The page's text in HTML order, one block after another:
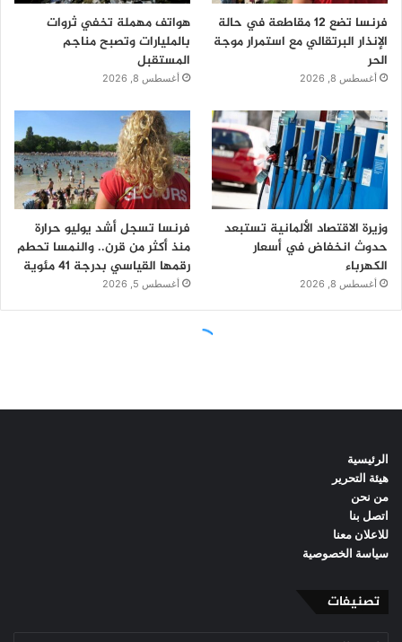
الرئيسية
هيئة التحرير
من نحن
اتصل بنا
للاعلان معنا
سياسة الخصوصية
تصنيفات